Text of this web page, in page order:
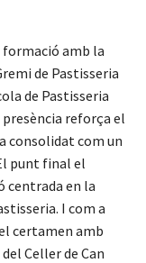
formació amb la
de Pastisseria
de Pastisseria
presència reforça el
consolidat com un
punt final el
centrada en la
I com a
certamen amb
Celler de Can